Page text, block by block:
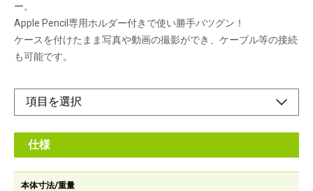
ー。
Apple Pencil専用ホルダー付きで使い勝手バツグン！
ケースを付けたまま写真や動画の撮影ができ、ケーブル等の接続
も可能です。
仕様
本体寸法/重量